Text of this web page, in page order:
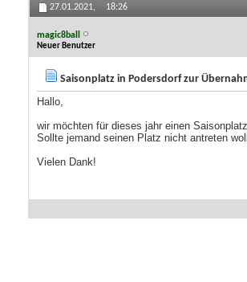
27.01.2021, 18:26
magic8ball
Neuer Benutzer
Saisonplatz in Podersdorf zur
Hallo,
wir möchten für dieses jahr einen
Sollte jemand seinen Platz nicht antreten
Vielen Dank!